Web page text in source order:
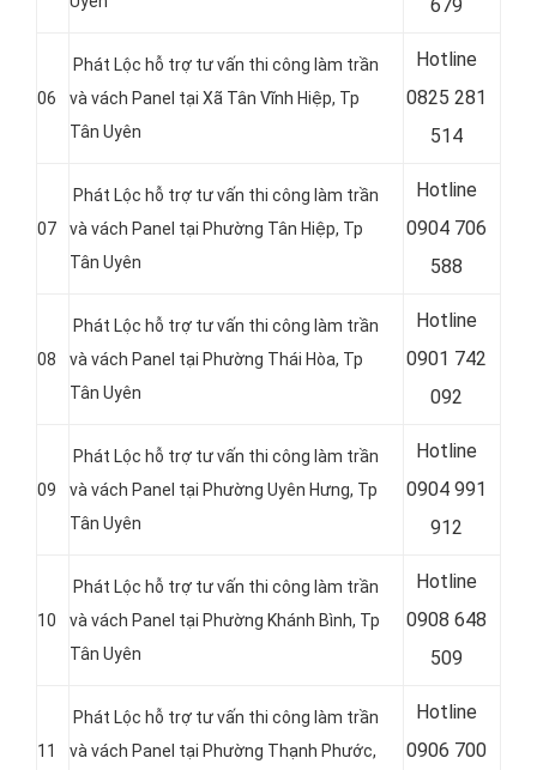
679
06
Phát Lộc hỗ trợ tư vấn thi công làm trần
và vách Panel tại Xã Tân Vĩnh Hiệp, Tp
Tân Uyên
Hotline
0825 281
514
07
Phát Lộc hỗ trợ tư vấn thi công làm trần
và vách Panel tại Phường Tân Hiệp, Tp
Tân Uyên
Hotline
0904 706
588
08
Phát Lộc hỗ trợ tư vấn thi công làm trần
và vách Panel tại Phường Thái Hòa, Tp
Tân Uyên
Hotline
0901 742
092
09
Phát Lộc hỗ trợ tư vấn thi công làm trần
và vách Panel tại Phường Uyên Hưng, Tp
Tân Uyên
Hotline
0904 991
912
10
Phát Lộc hỗ trợ tư vấn thi công làm trần
và vách Panel tại Phường Khánh Bình, Tp
Tân Uyên
Hotline
0908 648
509
11
Phát Lộc hỗ trợ tư vấn thi công làm trần
và vách Panel tại Phường Thạnh Phước,
Hotline
0906 700